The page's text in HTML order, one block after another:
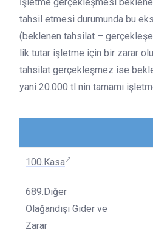
tahsil etmesi durumunda bu
(beklenen tahsilat –
lik tutar işletme için bir zarar
tahsilat gerçekleşmez ise
yani 20.000 tl nin tamamı
100.Kasa
689.Diğer
Olağandışı Gider ve
Zarar